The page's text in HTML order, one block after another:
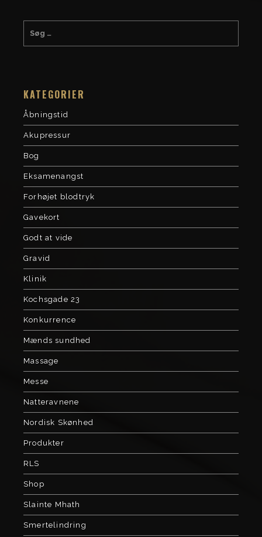
KATEGORIER
Åbningstid
Akupressur
Bog
Eksamenangst
Forhøjet blodtryk
Gavekort
Godt at vide
Gravid
Klinik
Kochsgade 23
Konkurrence
Mænds sundhed
Massage
Messe
Natteravnene
Nordisk Skønhed
Produkter
RLS
Shop
Slainte Mhath
Smertelindring